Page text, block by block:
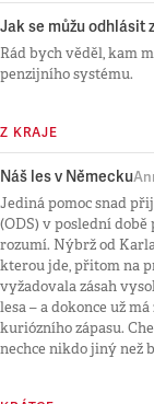
Jak se můžu odhlásit
Rád bych věděl, kam
penzijního systému.
Z KRAJE
Náš les v Německu
Jediná pomoc snad
(ODS) v poslední
rozumí. Nýbrž od
kterou jde, přitom na
vyžadovala zásah
lesa – a dokonce už
kuriózního zápasu.
nechce nikdo jiný než